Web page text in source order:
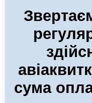
сума